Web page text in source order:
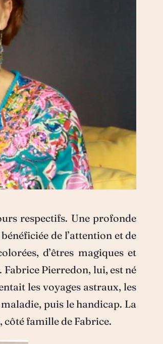
respectifs. Une profonde
de l’attention et de
d’êtres magiques et
Fabrice Pierredon, lui, est né
les voyages astraux, les
puis le handicap. La
côté famille de Fabrice.